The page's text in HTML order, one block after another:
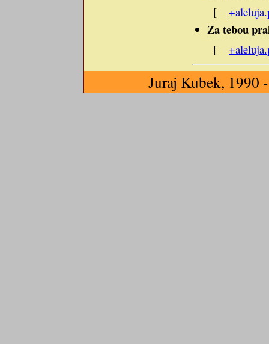
[
Za tebou
[
Juraj Kubek, 1990